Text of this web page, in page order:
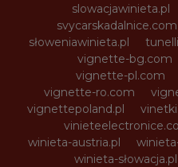
slowacjawinieta.pl
svycarskadalnice.com
słoweniawinieta.pl
vignette-bg.com
vignette-pl.com
vignette-ro.com
vignettepoland.pl
winieta-austria.pl
winieta-słowacja.pl